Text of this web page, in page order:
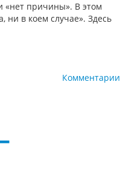
«нет причины». В этом
ни в коем случае». Здесь
Комментарии